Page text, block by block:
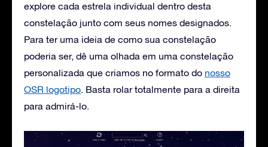
explore cada estrela individual dentro desta
constelação junto com seus nomes designados.
Para ter uma ideia de como sua constelação
poderia ser, dê uma olhada em uma constelação
personalizada que criamos no formato do nosso
OSR logotipo. Basta rolar totalmente para a direita
para admirá-lo.